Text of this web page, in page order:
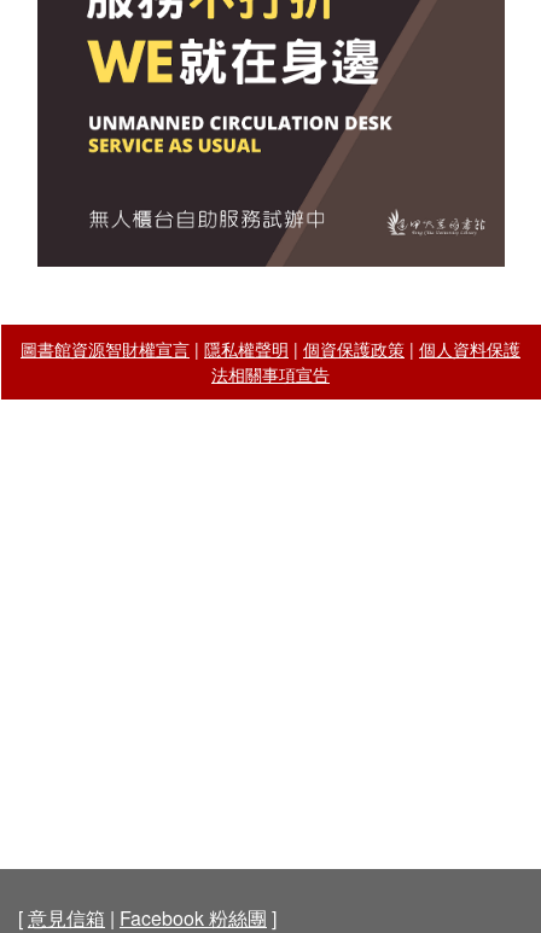
圖書館資源智財權宣言 | 隱私權聲明 | 個資保護政策 | 個人資料保護
法相關事項宣告
[意見信箱 | Facebook 粉絲團 ]